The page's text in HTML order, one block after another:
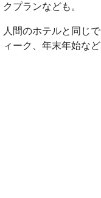
クプランなども。
人間のホテルと同じ
ィーク、年末年始な